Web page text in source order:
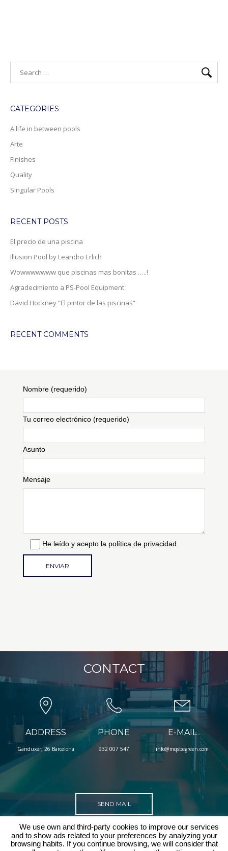
CATEGORIES
A life in between pools
Arte
Finishes
Quality
Singular Pools
RECENT POSTS
El precio de una piscina
Illusion Pool by Leandro Erlich
Wowwwwwww que piscinas mas bonitas …..!
Agradecimiento a PS-Pool Equipment
David Hockney “El pintor de las piscinas“
RECENT COMMENTS
Nombre (requerido)
Tu correo electrónico (requerido)
Asunto
Mensaje
He leído y acepto la política de privacidad
CONTACT
ADDRESS
Ganduxer, 26 Barcelona
PHONE
932 007 547
E-MAIL
info@mqsbegreen.com
SEND MAIL
We use own and third-party cookies to improve our services
and to show ads related to your preferences by analyzing your
browsing habits. If you continue browsing, we will consider that